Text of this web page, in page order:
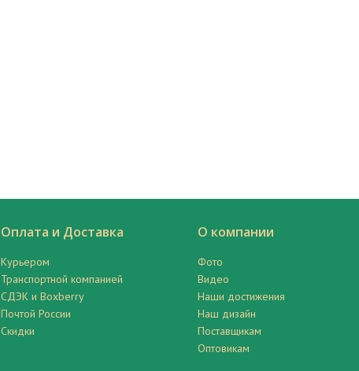
Оплата и Доставка
Курьером
Транспортной компанией
СДЭК и Boxberry
Почтой России
Скидки
О компании
Фото
Видео
Наши достижения
Наш дизайн
Поставщикам
Оптовикам